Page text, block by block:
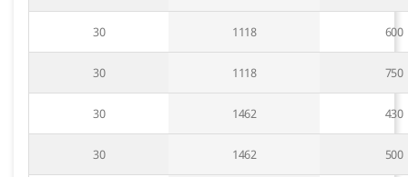
30 1118 600
30 1118 750
30 1462 430
30 1462 500